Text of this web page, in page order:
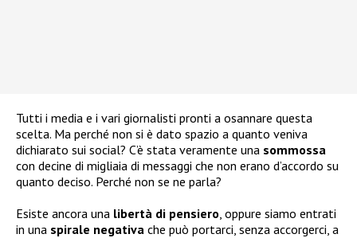
Tutti i media e i vari giornalisti pronti a osannare questa
scelta. Ma perché non si è dato spazio a quanto veniva
dichiarato sui social? C’è stata veramente una sommossa
con decine di migliaia di messaggi che non erano d’accordo su
quanto deciso. Perché non se ne parla?
Esiste ancora una libertà di pensiero, oppure siamo entrati
in una spirale negativa che può portarci, senza accorgerci, a